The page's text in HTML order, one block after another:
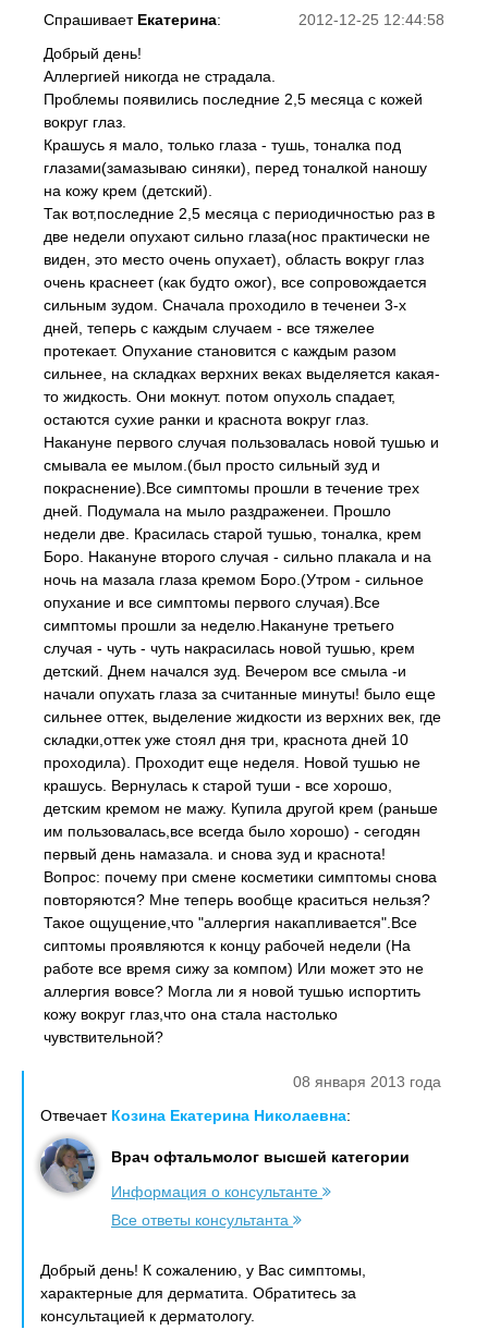
2012-12-25 12:44:58
Спрашивает Екатерина:
Добрый день!
Аллергией никогда не страдала.
Проблемы появились последние 2,5 месяца с кожей
вокруг глаз.
Крашусь я мало, только глаза - тушь, тоналка под
глазами(замазываю синяки), перед тоналкой наношу
на кожу крем (детский).
Так вот,последние 2,5 месяца с периодичностью раз в
две недели опухают сильно глаза(нос практически не
виден, это место очень опухает), область вокруг глаз
очень краснеет (как будто ожог), все сопровождается
сильным зудом. Сначала проходило в теченеи 3-х
дней, теперь с каждым случаем - все тяжелее
протекает. Опухание становится с каждым разом
сильнее, на складках верхних веках выделяется какая-
то жидкость. Они мокнут. потом опухоль спадает,
остаются сухие ранки и краснота вокруг глаз.
Накануне первого случая пользовалась новой тушью и
смывала ее мылом.(был просто сильный зуд и
покраснение).Все симптомы прошли в течение трех
дней. Подумала на мыло раздраженеи. Прошло
недели две. Красилась старой тушью, тоналка, крем
Боро. Накануне второго случая - сильно плакала и на
ночь на мазала глаза кремом Боро.(Утром - сильное
опухание и все симптомы первого случая).Все
симптомы прошли за неделю.Накануне третьего
случая - чуть - чуть накрасилась новой тушью, крем
детский. Днем начался зуд. Вечером все смыла -и
начали опухать глаза за считанные минуты! было еще
сильнее оттек, выделение жидкости из верхних век, где
складки,оттек уже стоял дня три, краснота дней 10
проходила). Проходит еще неделя. Новой тушью не
крашусь. Вернулась к старой туши - все хорошо,
детским кремом не мажу. Купила другой крем (раньше
им пользовалась,все всегда было хорошо) - сегодян
первый день намазала. и снова зуд и краснота!
Вопрос: почему при смене косметики симптомы снова
повторяются? Мне теперь вообще краситься нельзя?
Такое ощущение,что "аллергия накапливается".Все
сиптомы проявляются к концу рабочей недели (На
работе все время сижу за компом) Или может это не
аллергия вовсе? Могла ли я новой тушью испортить
кожу вокруг глаз,что она стала настолько
чувствительной?
08 января 2013 года
Отвечает Козина Екатерина Николаевна:
Врач офтальмолог высшей категории
Информация о консультанте
Все ответы консультанта
Добрый день! К сожалению, у Вас симптомы,
характерные для дерматита. Обратитесь за
консультацией к дерматологу.